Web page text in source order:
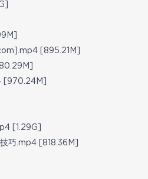
[895.21M]
[970.24M]
[1.29G]
巧.mp4 [818.36M]